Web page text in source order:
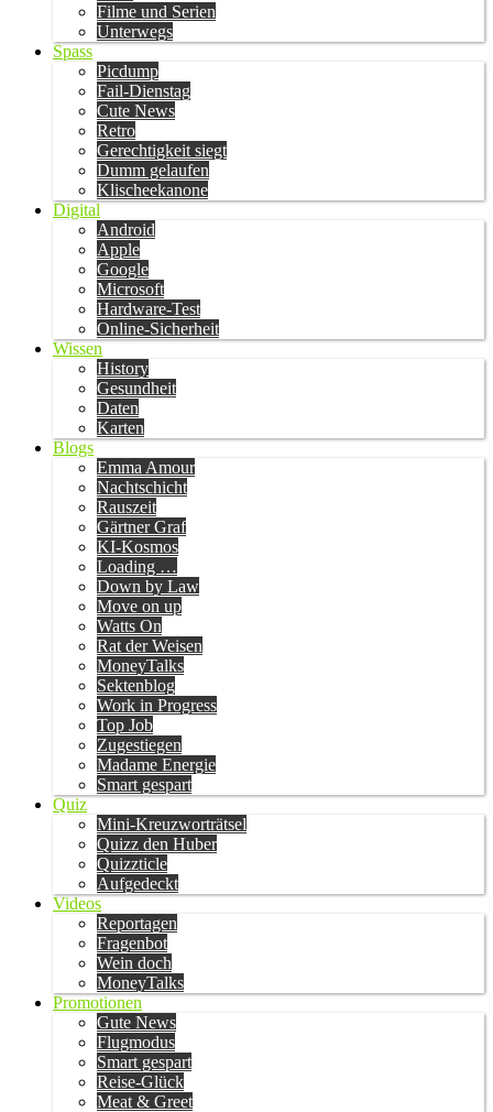
Filme und Serien
Unterwegs
Spass
Picdump
Fail-Dienstag
Cute News
Retro
Gerechtigkeit siegt
Dumm gelaufen
Klischeekanone
Digital
Android
Apple
Google
Microsoft
Hardware-Test
Online-Sicherheit
Wissen
History
Gesundheit
Daten
Karten
Blogs
Emma Amour
Nachtschicht
Rauszeit
Gärtner Graf
KI-Kosmos
Loading …
Down by Law
Move on up
Watts On
Rat der Weisen
MoneyTalks
Sektenblog
Work in Progress
Top Job
Zugestiegen
Madame Energie
Smart gespart
Quiz
Mini-Kreuzworträtsel
Quizz den Huber
Quizzticle
Aufgedeckt
Videos
Reportagen
Fragenbot
Wein doch
MoneyTalks
Promotionen
Gute News
Flugmodus
Smart gespart
Reise-Glück
Meat & Greet